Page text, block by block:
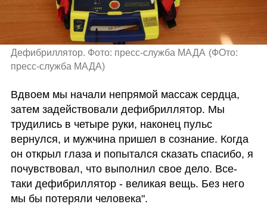
Дефибриллятор. Фото: пресс-служба МАДА (ФОто:
пресс-служба МАДА)
Вдвоем мы начали непрямой массаж сердца,
затем задействовали дефибриллятор. Мы
трудились в четыре руки, наконец пульс
вернулся, и мужчина пришел в сознание. Когда
он открыл глаза и попытался сказать спасибо, я
почувствовал, что выполнил свое дело. Все-
таки дефибриллятор - великая вещь. Без него
мы бы потеряли человека".